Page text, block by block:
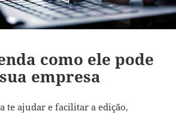
como ele pode
empresa
te ajudar e facilitar a edição,